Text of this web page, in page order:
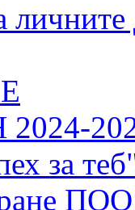
за
ПОО